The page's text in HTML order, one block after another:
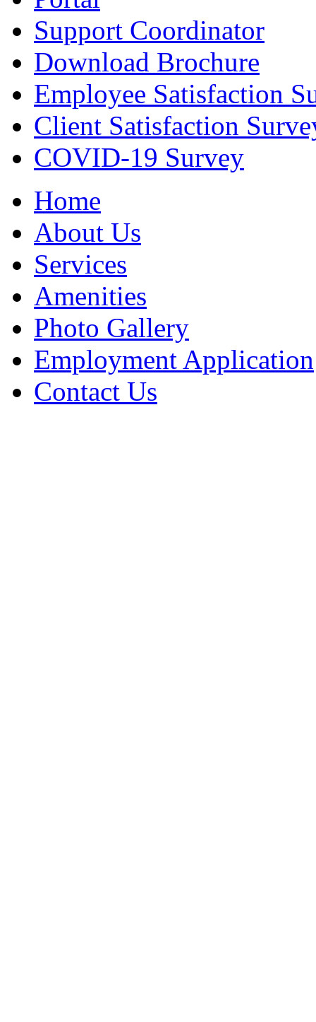
Support Coordinator
Download Brochure
Employee Satisfaction
Client Satisfaction
COVID-19 Survey
Home
About Us
Services
Amenities
Photo Gallery
Employment Application
Contact Us